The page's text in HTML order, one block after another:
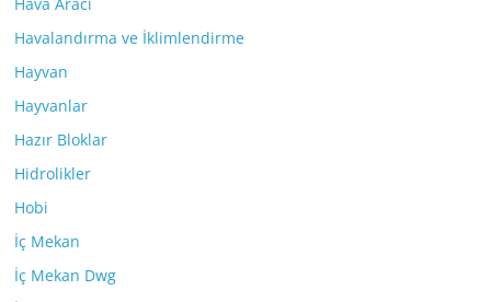
Havalandırma ve İklimlendirme
Hayvan
Hayvanlar
Hazır Bloklar
Hidrolikler
Hobi
İç Mekan
İç Mekan Dwg